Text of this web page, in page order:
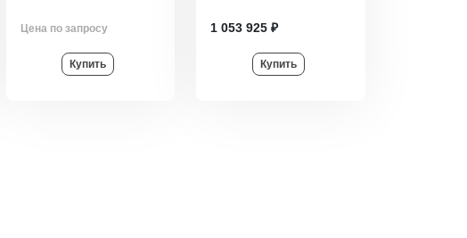
Цена по запросу
Купить
1 053 925 ₽
Купить